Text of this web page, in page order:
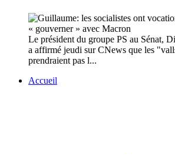
Le président du groupe PS au Sénat,
a affirmé jeudi sur CNews que les
prendraient pas l...
Accueil